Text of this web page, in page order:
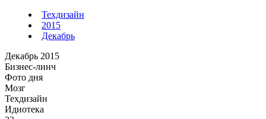
Техдизайн
2015
Декабрь
Декабрь 2015
Бизнес-линч
Фото дня
Мозг
Техдизайн
Идиотека